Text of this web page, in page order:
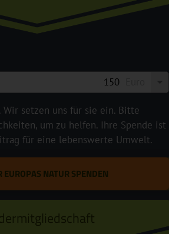
Wir setzen uns für sie ein. Bitte
um zu helfen. Ihre Spende ist
für eine lebenswerte Umwelt.
EUROPAS NATUR SPENDEN